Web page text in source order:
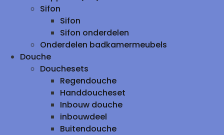
Sifon
Sifon
Sifon onderdelen
Onderdelen badkamermeubels
Douche
Douchesets
Regendouche
Handdoucheset
Inbouw douche
inbouwdeel
Buitendouche